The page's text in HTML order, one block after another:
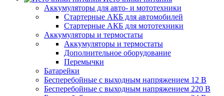
Аккумуляторы для авто- и мототехники
Стартерные АКБ для автомобилей
Стартерные АКБ для мототехники
Аккумуляторы и термостаты
Аккумуляторы и термостаты
Дополнительное оборудование
Перемычки
Батарейки
Бесперебойные с выходным напряжением 12 В
Бесперебойные с выходным напряжением 220 В